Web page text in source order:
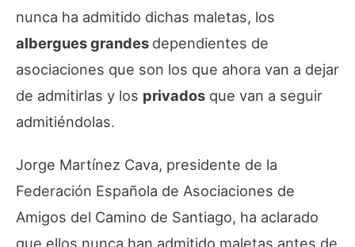
nunca ha admitido dichas maletas, los
albergues grandes dependientes de
asociaciones que son los que ahora van a dejar
de admitirlas y los privados que van a seguir
admitiéndolas.
Jorge Martínez Cava, presidente de la
Federación Española de Asociaciones de
Amigos del Camino de Santiago, ha aclarado
que ellos nunca han admitido maletas antes de